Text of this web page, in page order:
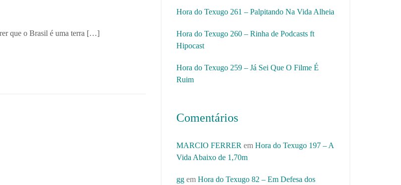
que o Brasil é uma terra […]
Hora do Texugo 261 – Palpitando Na Vida Alheia
Hora do Texugo 260 – Rinha de Podcasts ft
Hipocast
Hora do Texugo 259 – Já Sei Que O Filme É
Ruim
Comentários
MARCIO FERRER em Hora do Texugo 197 – A
Vida Abaixo de 1,70m
gg em Hora do Texugo 82 – Em Defesa dos